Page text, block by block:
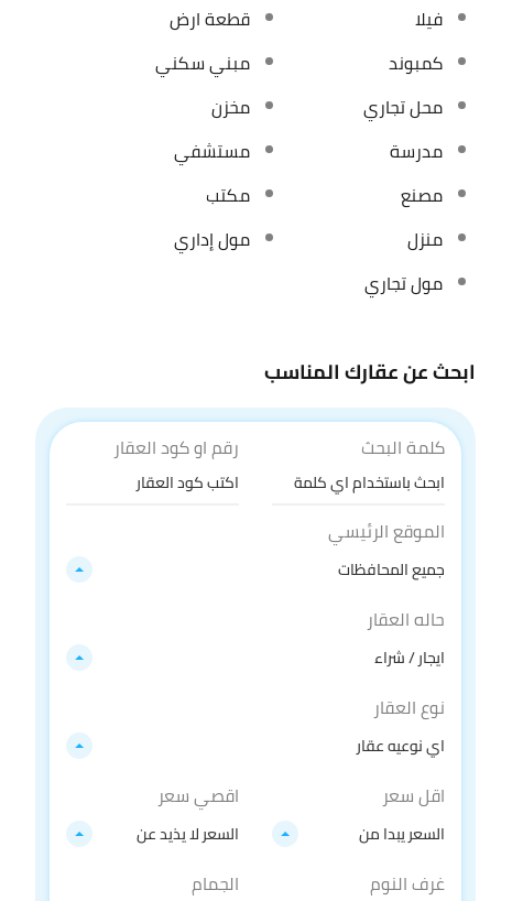
فيلا
قطعة ارض
كمبوند
مبني سكني
محل تجاري
مخزن
مدرسة
مستشفي
مصنع
مكتب
منزل
مول إداري
مول تجاري
ابحث عن عقارك المناسب
كلمة البحث رقم او كود العقار
الموقع الرئيسي
جميع المحافظات
حاله العقار
ايجار / شراء
نوع العقار
اي نوعيه عقار
اقل سعر
السعر يبدا من
اقصي سعر
السعر لا يذيد عن
غرف النوم الجمام